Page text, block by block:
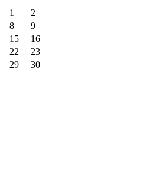
1
2
8
9
15
16
22
23
29
30